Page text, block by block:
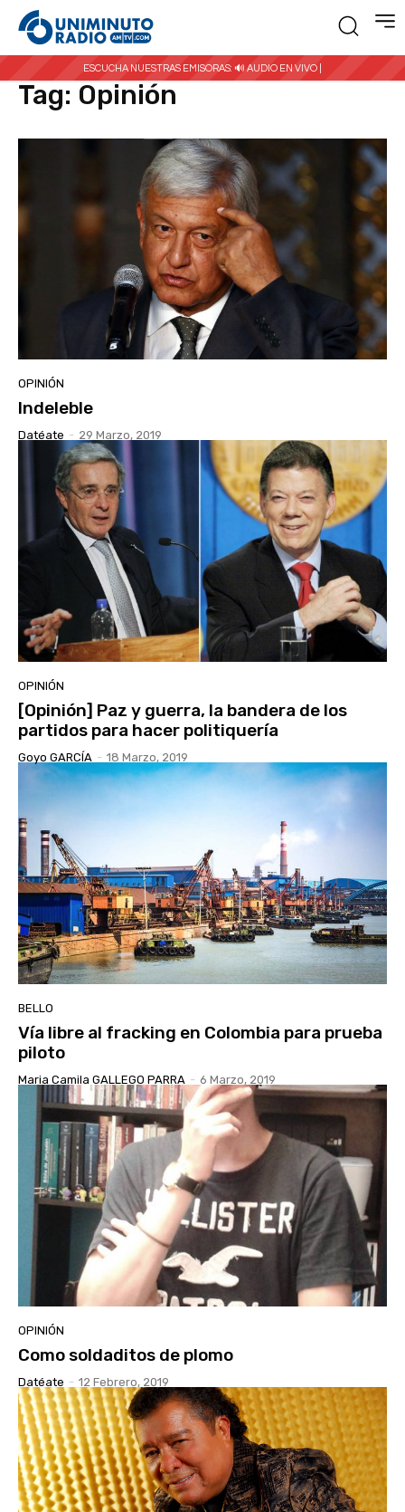
ESCUCHA NUESTRAS EMISORAS: 🔊 AUDIO EN VIVO |
Inicio Etiquetas Opinión
Tag: Opinión
OPINIÓN
Indeleble
Datéate - 29 Marzo, 2019
OPINIÓN
[Opinión] Paz y guerra, la bandera de los
partidos para hacer politiquería
Goyo GARCÍA - 18 Marzo, 2019
BELLO
Vía libre al fracking en Colombia para prueba
piloto
Maria Camila GALLEGO PARRA - 6 Marzo, 2019
OPINIÓN
Como soldaditos de plomo
Datéate - 12 Febrero, 2019